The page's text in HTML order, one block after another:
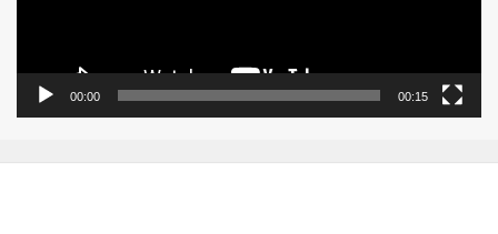
00:00 00:15